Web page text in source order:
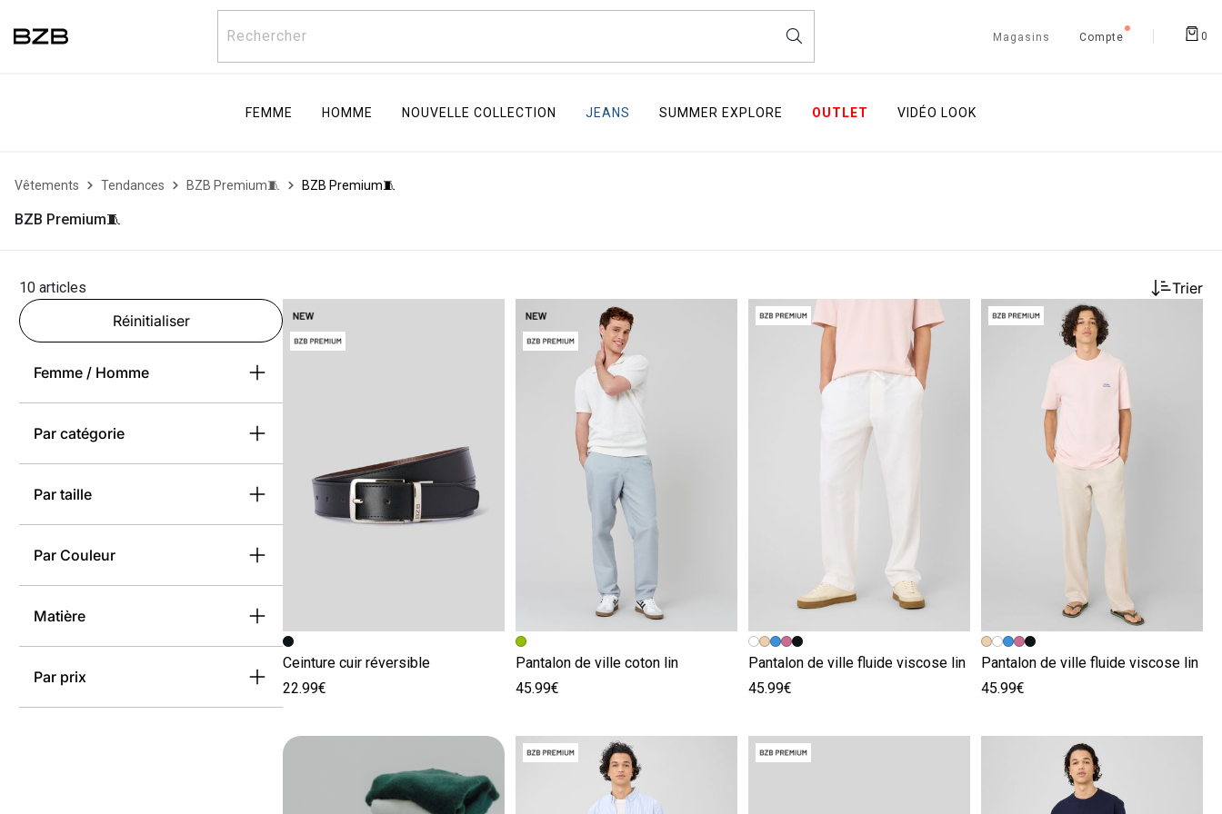
Rechercher Magasins Compte 0
FEMME HOMME NOUVELLE COLLECTION JEANS SUMMER EXPLORE OUTLET VIDÉO LOOK
Vêtements Tendances BZB Premium🧵 BZB Premium🧵
BZB Premium🧵
10 articles
Trier
Réinitialiser
Femme / Homme
Par catégorie
Par taille
Par Couleur
Matière
Par prix
Image précédente
Image suivante
Ceinture cuir réversible
22.99€
Image précédente
Image suivante
Pantalon de ville coton lin
45.99€
Image précédente
Image suivante
Pantalon de ville fluide viscose lin
45.99€
Image précédente
Image suivante
Pantalon de ville fluide viscose lin
45.99€